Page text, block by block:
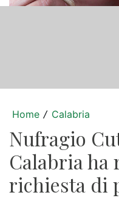
Home / Calabria
Nufragio
Calabria ha
richiesta di